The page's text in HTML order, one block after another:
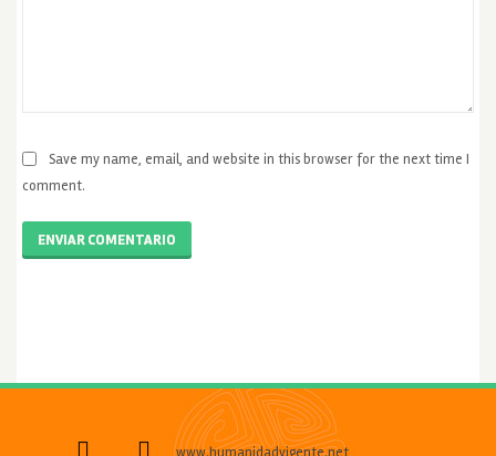
Save my name, email, and website in this browser for the next time I
comment.
ENVIAR COMENTARIO